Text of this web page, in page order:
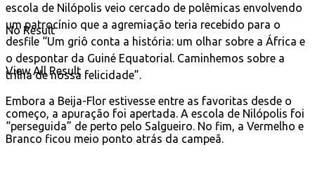
No Result
View All Result
escola de Nilópolis veio cercado de polêmicas envolvendo
um patrocínio que a agremiação teria recebido para o
desfile “Um griô conta a história: um olhar sobre a África e
o despontar da Guiné Equatorial. Caminhemos sobre a
trilha de nossa felicidade”.
Embora a Beija-Flor estivesse entre as favoritas desde o
começo, a apuração foi apertada. A escola de Nilópolis foi
“perseguida” de perto pelo Salgueiro. No fim, a Vermelho e
Branco ficou meio ponto atrás da campeã.